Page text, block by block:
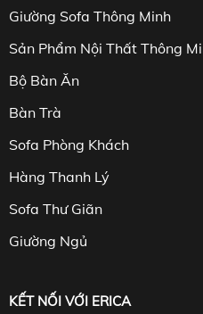
Giường Sofa Thông Minh
Sản Phẩm Nội Thất Thông
Bộ Bàn Ăn
Bàn Trà
Sofa Phòng Khách
Hàng Thanh Lý
Sofa Thư Giãn
Giường Ngủ
KẾT NỐI VỚI ERICA